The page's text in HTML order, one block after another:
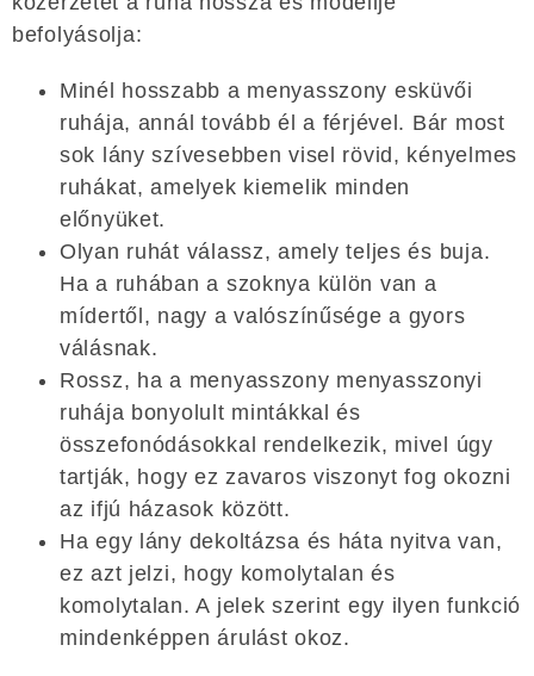
befolyásolja:
Minél hosszabb a menyasszony esküvői
ruhája, annál tovább él a férjével. Bár most
sok lány szívesebben visel rövid, kényelmes
ruhákat, amelyek kiemelik minden
előnyüket.
Olyan ruhát válassz, amely teljes és buja.
Ha a ruhában a szoknya külön van a
mídertől, nagy a valószínűsége a gyors
válásnak.
Rossz, ha a menyasszony menyasszonyi
ruhája bonyolult mintákkal és
összefonódásokkal rendelkezik, mivel úgy
tartják, hogy ez zavaros viszonyt fog okozni
az ifjú házasok között.
Ha egy lány dekoltázsa és háta nyitva van,
ez azt jelzi, hogy komolytalan és
komolytalan. A jelek szerint egy ilyen funkció
mindenképpen árulást okoz.